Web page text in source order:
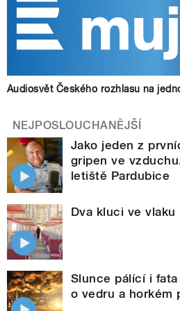
Audiosvět Českého rozhlasu na
NEJPOSLOUCHANĚJŠÍ
Jako jeden z
gripen ve
letiště Pardubice
Dva kluci ve vlaku
Slunce pálící i
o vedru a horkém